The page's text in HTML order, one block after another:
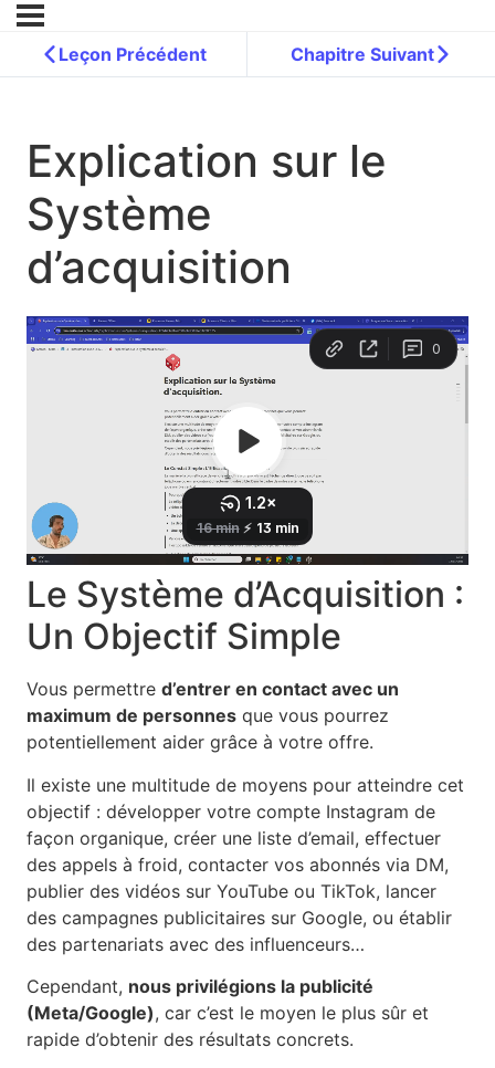
Leçon Précédent Chapitre Suivant
Explication sur le
Système
d’acquisition
Le Système d’Acquisition :
Un Objectif Simple
Vous permettre d’entrer en contact avec un
maximum de personnes que vous pourrez
potentiellement aider grâce à votre offre.
Il existe une multitude de moyens pour atteindre cet
objectif : développer votre compte Instagram de
façon organique, créer une liste d’email, effectuer
des appels à froid, contacter vos abonnés via DM,
publier des vidéos sur YouTube ou TikTok, lancer
des campagnes publicitaires sur Google, ou établir
des partenariats avec des influenceurs…
Cependant, nous privilégions la publicité
(Meta/Google), car c’est le moyen le plus sûr et
rapide d’obtenir des résultats concrets.